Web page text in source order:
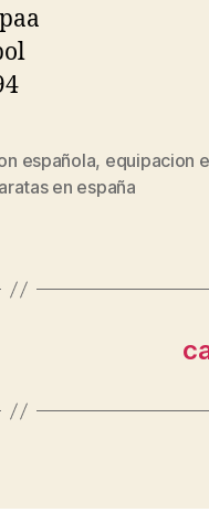
española, equipacion
en españa